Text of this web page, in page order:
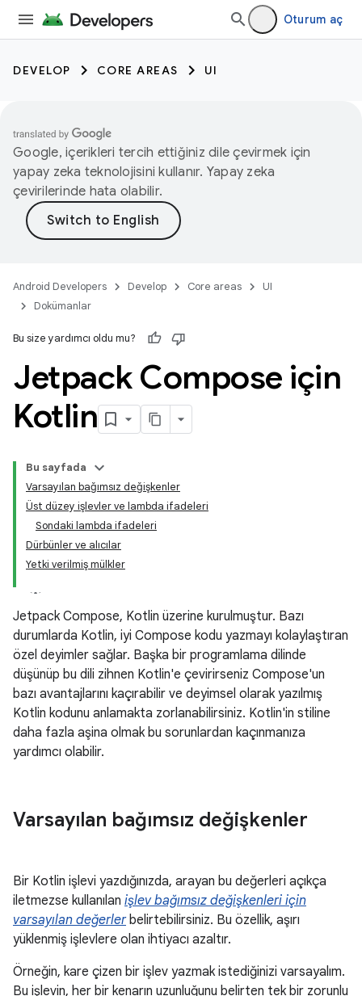
Oturum aç
DEVELOP CORE AREAS UI
Google, içerikleri tercih ettiğiniz dile çevirmek için
yapay zeka teknolojisini kullanır. Yapay zeka
çevirilerinde hata olabilir.
Android Developers Develop Core areas
UI
Dokümanlar
Bu size yardımcı oldu mu?
Jetpack Compose için
Kotlin
Bu sayfada
Varsayılan bağımsız değişkenler
Üst düzey işlevler ve lambda ifadeleri
Sondaki lambda ifadeleri
Dürbünler ve alıcılar
Yetki verilmiş mülkler
Jetpack Compose, Kotlin üzerine kurulmuştur. Bazı
durumlarda Kotlin, iyi Compose kodu yazmayı kolaylaştıran
özel deyimler sağlar. Başka bir programlama dilinde
düşünüp bu dili zihnen Kotlin'e çevirirseniz Compose'un
bazı avantajlarını kaçırabilir ve deyimsel olarak yazılmış
Kotlin kodunu anlamakta zorlanabilirsiniz. Kotlin'in stiline
daha fazla aşina olmak bu sorunlardan kaçınmanıza
yardımcı olabilir.
Varsayılan bağımsız değişkenler
Bir Kotlin işlevi yazdığınızda, arayan bu değerleri açıkça
iletmezse kullanılan işlev bağımsız değişkenleri için
varsayılan değerlerbelirtebilirsiniz. Bu özellik, aşırı
yüklenmiş işlevlere olan ihtiyacı azaltır.
Örneğin, kare çizen bir işlev yazmak istediğinizi varsayalım.
Bu işlevin, her bir kenarın uzunluğunu belirten tek bir zorunlu